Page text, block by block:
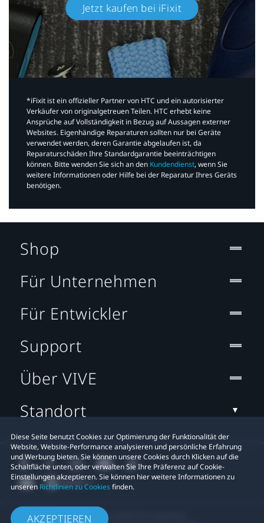
Jetzt kaufen bei iFixit​
*iFixit ist ein offizieller Partner von HTC und ein autorisierter
Verkäufer von originalgetreuen Teilen. HTC erhebt keine
Ansprüche auf Vollständigkeit in Bezug auf Aussagen externer
Websites. Eigenhändige Reparaturen sollten nur bei Geräte
verwendet werden, deren Garantie abgelaufen ist, da
Reparaturschäden Ihre Standardgarantie beeinträchtigen
können. Bitte wenden Sie sich an den Kundendienst, wenn Sie
weitere Informationen oder Hilfe bei der Reparatur Ihres Geräts
benötigen.​
Diese Seite benutzt Cookies zur Optimierung der Funktionalität der
Website, Website-Performance analysieren und persönliche Erfahrung
und Werbung bieten. Sie können unsere Cookies durch Klicken auf die
Schaltfläche unten, oder verwalten Sie Ihre Präferenz auf Cookie-
Einstellungen akzeptieren. Sie können hier weitere Informationen zu
unseren Richtlinien zu Cookiesfinden.
AKZEPTIEREN
Shop
Für Unternehmen
Für Entwickler
Support
Über VIVE
Standort
© 2011-2026 HTC Corporation